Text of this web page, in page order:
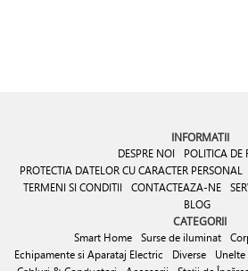
INFORMATII
DESPRE NOI
POLITICA DE
PROTECTIA DATELOR CU CARACTER PERSONAL
TERMENI SI CONDITII
CONTACTEAZA-NE
BLOG
CATEGORII
Smart Home Surse de iluminat
Echipamente si Aparataj Electric
Diverse Unelte